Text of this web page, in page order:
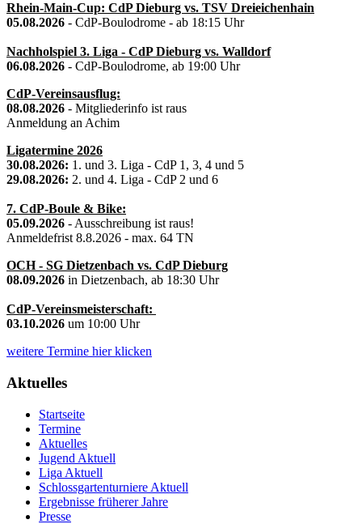
Rhein-Main-Cup: CdP Dieburg vs. TSV Dreieichenhain
05.08.2026 - CdP-Boulodrome - ab 18:15 Uhr
Nachholspiel 3. Liga - CdP Dieburg vs. Walldorf
06.08.2026 - CdP-Boulodrome, ab 19:00 Uhr
CdP-Vereinsausflug:
08.08.2026 - Mitgliederinfo ist raus
Anmeldung an Achim
Ligatermine 2026
30.08.2026: 1. und 3. Liga - CdP 1, 3, 4 und 5
29.08.2026: 2. und 4. Liga - CdP 2 und 6
7. CdP-Boule & Bike:
05.09.2026 - Ausschreibung ist raus!
Anmeldefrist 8.8.2026 - max. 64 TN
OCH - SG Dietzenbach vs. CdP Dieburg
08.09.2026 in Dietzenbach, ab 18:30 Uhr
CdP-Vereinsmeisterschaft:
03.10.2026 um 10:00 Uhr
weitere Termine hier klicken
Aktuelles
Startseite
Termine
Aktuelles
Jugend Aktuell
Liga Aktuell
Schlossgartenturniere Aktuell
Ergebnisse früherer Jahre
Presse